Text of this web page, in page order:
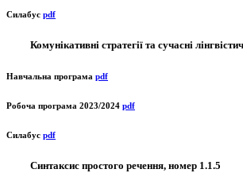
Силабус pdf
Комунікативні стратегії та сучасні
Навчальна програма pdf
Робоча програма 2023/2024 pdf
Силабус pdf
Синтаксис простого речення, номер 1.1.5